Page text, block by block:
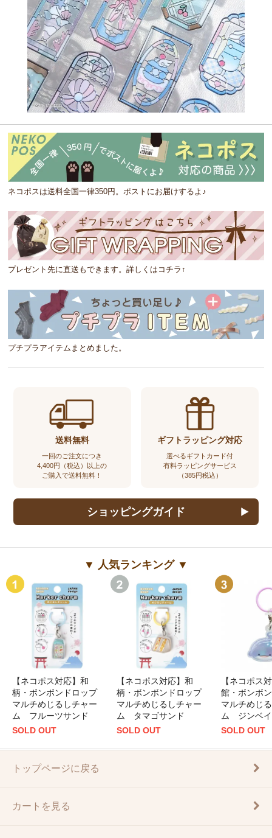
ネコポスは送料全国一律350円。ポストにお届けするよ♪
プレゼント先に直送もできます。詳しくはコチラ↑
プチプラアイテムまとめました。
送料無料
一回のご注文につき
4,400円（税込）以上の
ご購入で送料無料！
ギフトラッピング対応
選べるギフトカード付
有料ラッピングサービス
（385円税込）
ショッピングガイド
▼ 人気ランキング ▼
【ネコポス対応】和
柄・ボンボンドロップ
マルチめじるしチャー
ム フルーツサンド
SOLD OUT
【ネコポス対応】和
柄・ボンボンドロップ
マルチめじるしチャー
ム タマゴサンド
SOLD OUT
【ネコポス
館・ボンボ
マルチめじ
ム ジンベ
SOLD OUT
トップページに戻る
カートを見る